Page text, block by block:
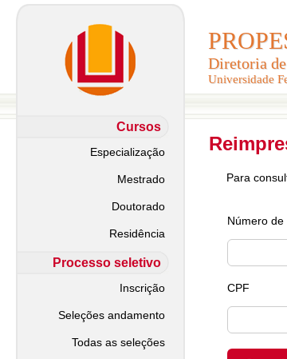
Diretoria
Universidade
Diretoria
Universidade
Cursos
Especialização
Mestrado
Doutorado
Residência
Processo seletivo
Inscrição
Seleções andamento
Todas as seleções
Para
Número de
CPF